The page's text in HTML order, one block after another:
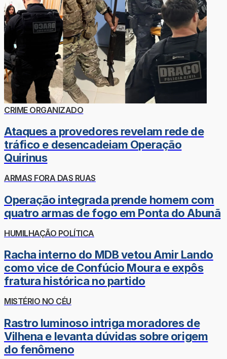
CRIME ORGANIZADO
Ataques a provedores revelam rede de
tráfico e desencadeiam Operação
Quirinus
ARMAS FORA DAS RUAS
Operação integrada prende homem com
quatro armas de fogo em Ponta do Abunã
HUMILHAÇÃO POLÍTICA
Racha interno do MDB vetou Amir Lando
como vice de Confúcio Moura e expôs
fratura histórica no partido
MISTÉRIO NO CÉU
Rastro luminoso intriga moradores de
Vilhena e levanta dúvidas sobre origem
do fenômeno